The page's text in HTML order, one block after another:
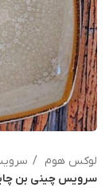
لوکس هوم